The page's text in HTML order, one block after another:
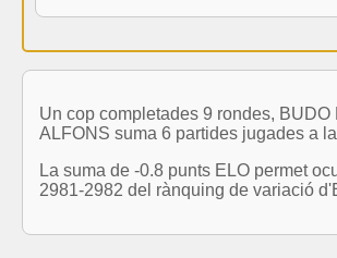
Un cop completades 9 rondes, BUDO
ALFONS suma 6 partides jugades a
La suma de -0.8 punts ELO permet
2981-2982 del rànquing de variació